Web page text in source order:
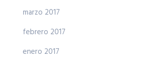
marzo 2017
febrero 2017
enero 2017